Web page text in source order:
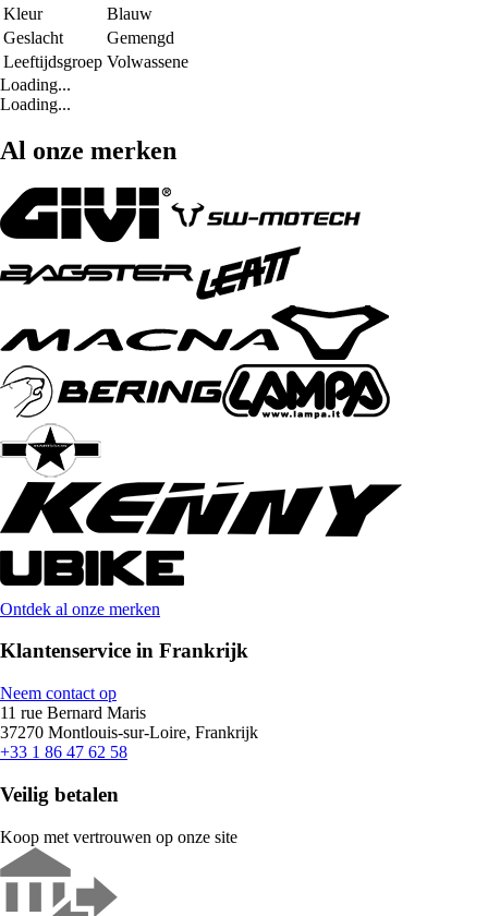
Kleur
Blauw
Geslacht
Gemengd
Leeftijdsgroep Volwassene
Loading...
Loading...
Al onze merken
Ontdek al onze merken
Klantenservice in Frankrijk
Neem contact op
11 rue Bernard Maris
37270 Montlouis-sur-Loire, Frankrijk
+33 1 86 47 62 58
Veilig betalen
Koop met vertrouwen op onze site